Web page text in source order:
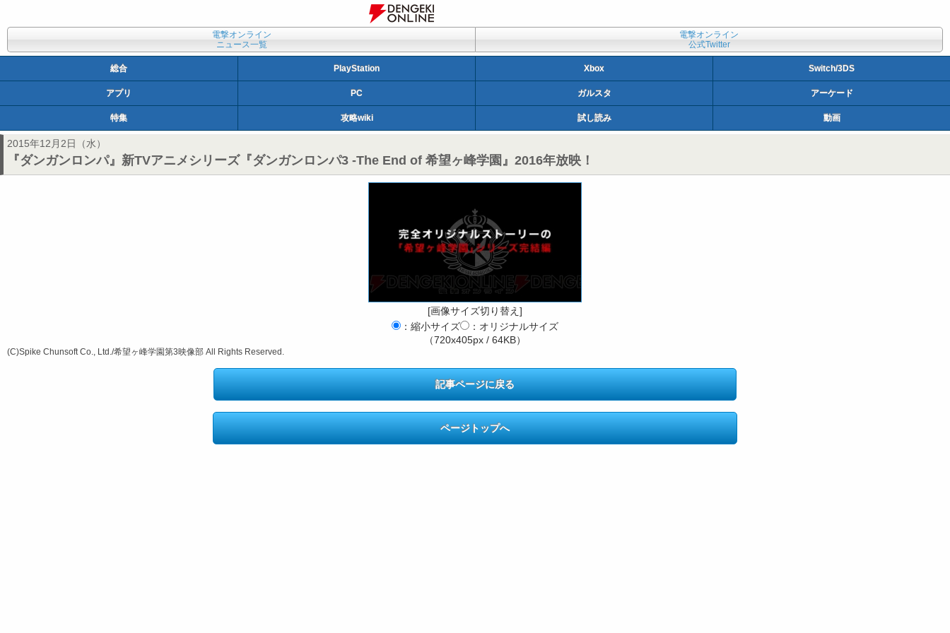
電撃オンライン
ニュース一覧
電撃オンライン
公式Twitter
総合 PlayStation Xbox Switch/3DS
アプリ PC ガルスタ アーケード
特集 攻略wiki 試し読み 動画
2015年12月2日（水）
『ダンガンロンパ』新TVアニメシリーズ『ダンガンロンパ3 -The End of 希望ヶ峰学園』2016年放映！
[画像サイズ切り替え]
：縮小サイズ
：オリジナルサイズ
（720x405px / 64KB）
(C)Spike Chunsoft Co., Ltd./希望ヶ峰学園第3映像部 All Rights Reserved.
記事ページに戻る
ページトップへ